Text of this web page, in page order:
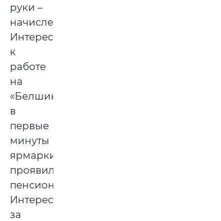
руки –
начисленными.
Интерес
к
работе
на
«Белшине»
в
первые
минуты
ярмарки
проявила
пенсионерка.
Интересовалась
за